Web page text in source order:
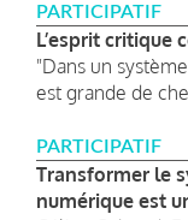
PARTICIPATIF
L’esprit critique
"Dans un
est grande de
PARTICIPATIF
Transformer le
numérique est